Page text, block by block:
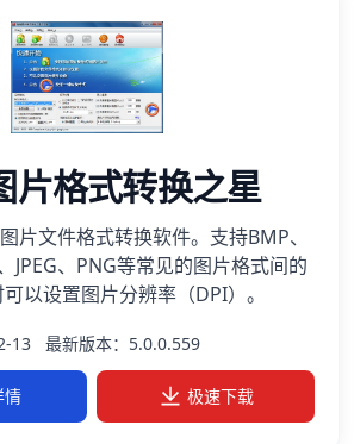
片格式转换之星
片文件格式转换软件。支持BMP、
JPEG、PNG等常见的图片格式间的
以设置图片分辨率（DPI）。
13 最新版本：5.0.0.559
情 极速下载